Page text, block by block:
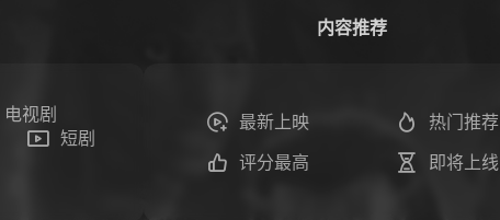
电视剧
短剧
内容推荐
最新上映 热门推荐
评分最高 即将上线